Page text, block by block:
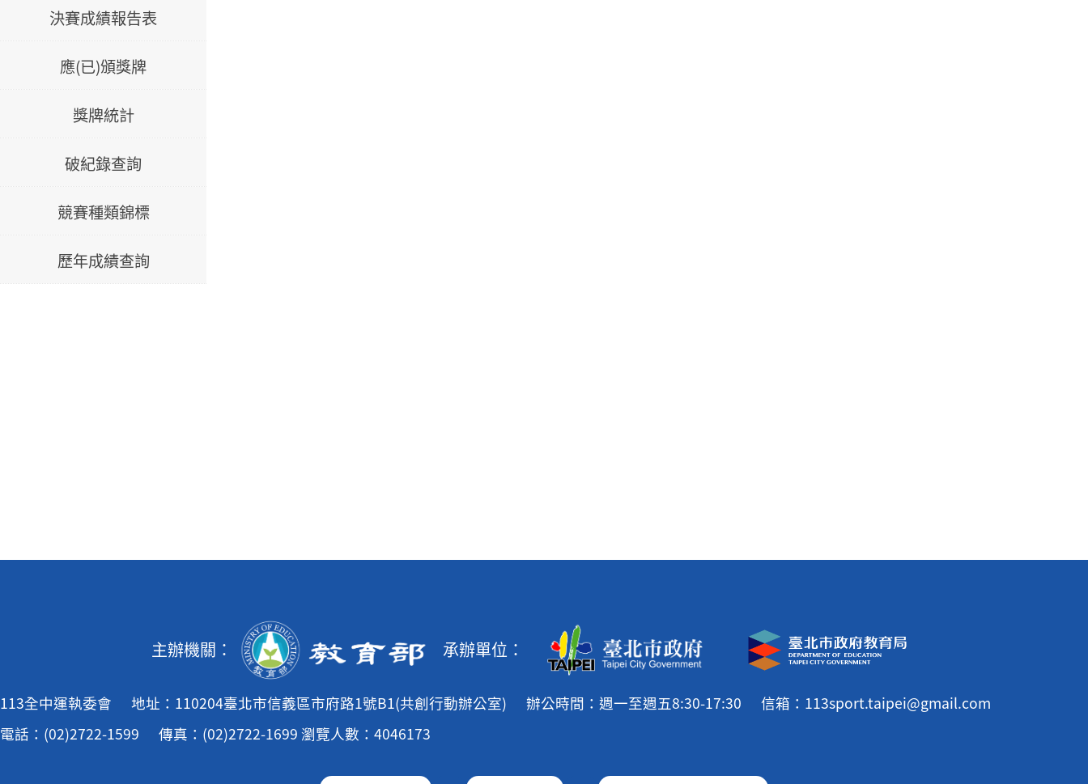
決賽成績報告表
應(已)頒獎牌
獎牌統計
破紀錄查詢
競賽種類錦標
歷年成績查詢
主辦機關： 承辦單位：
113全中運執委會 地址：110204臺北市信義區市府路1號B1(共創行動辦公室) 辦公時間：週一至週五8:30-17:30
信箱：113sport.taipei@gmail.com
電話：(02)2722-1599
傳真：(02)2722-1699 瀏覽人數：4046173